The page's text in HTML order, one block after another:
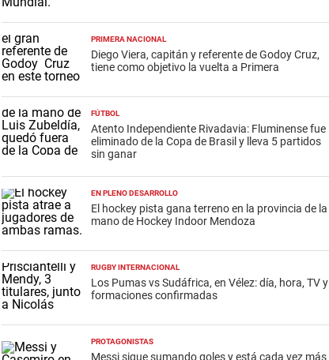
PRIMERA NACIONAL
Diego Viera, capitán y referente de Godoy Cruz,
tiene como objetivo la vuelta a Primera
FÚTBOL
Atento Independiente Rivadavia: Fluminense fue
eliminado de la Copa de Brasil y lleva 5 partidos
sin ganar
EN PLENO DESARROLLO
El hockey pista gana terreno en la provincia de la
mano de Hockey Indoor Mendoza
RUGBY INTERNACIONAL
Los Pumas vs Sudáfrica, en Vélez: día, hora, TV y
formaciones confirmadas
PROTAGONISTAS
Messi sigue sumando goles y está cada vez más